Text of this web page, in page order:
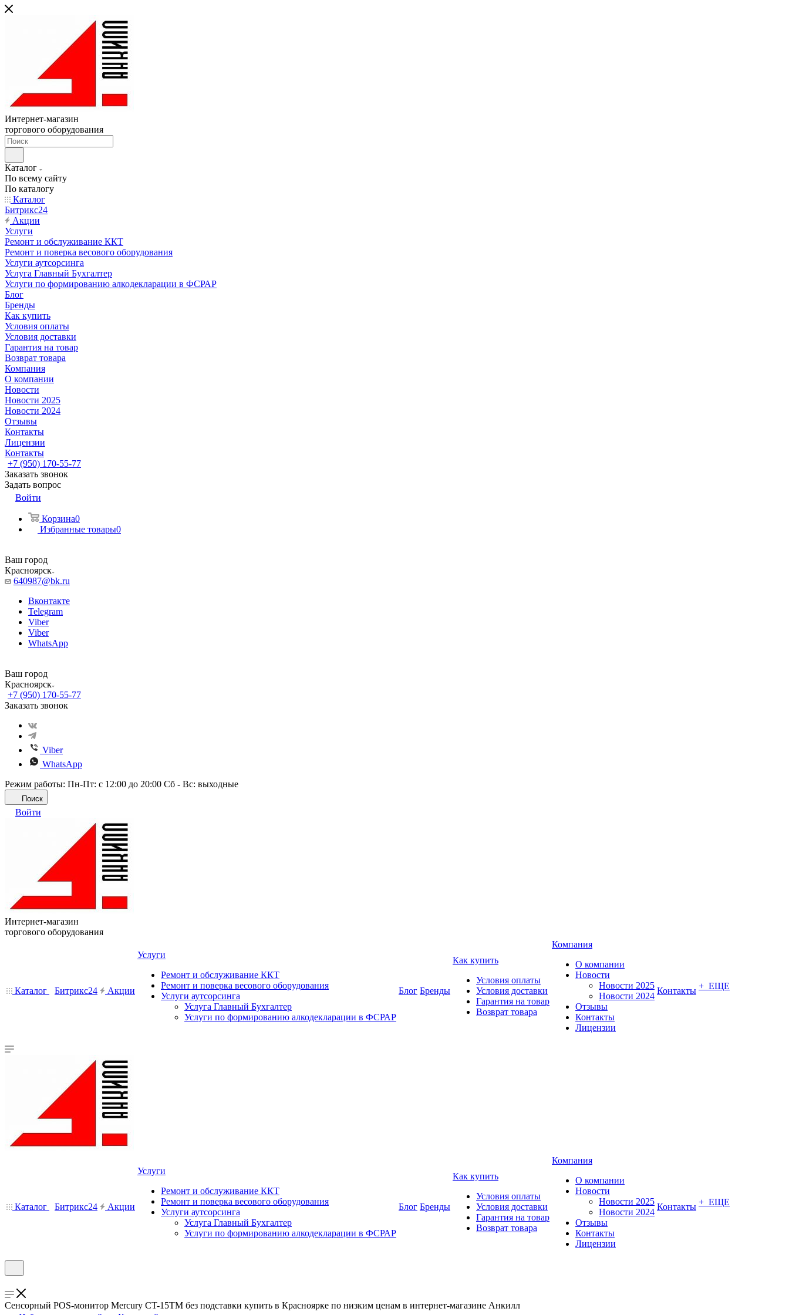
Интернет-магазин
торгового оборудования
Каталог
По всему сайту
По каталогу
Каталог
Битрикс24
Акции
Услуги
Ремонт и обслуживание ККТ
Ремонт и поверка весового оборудования
Услуги аутсорсинга
Услуга Главный Бухгалтер
Услуги по формированию алкодекларации в ФСРАР
Блог
Бренды
Как купить
Условия оплаты
Условия доставки
Гарантия на товар
Возврат товара
Компания
О компании
Новости
Новости 2025
Новости 2024
Отзывы
Контакты
Лицензии
Контакты
+7 (950) 170-55-77
Заказать звонок
Задать вопрос
Войти
Корзина0
Избранные товары0
Ваш город
Красноярск
640987@bk.ru
Вконтакте
Telegram
Viber
Viber
WhatsApp
Ваш город
Красноярск
+7 (950) 170-55-77
Заказать звонок
Viber
WhatsApp
Режим работы: Пн-Пт: с 12:00 до 20:00 Сб - Вс: выходные
Поиск
Войти
Интернет-магазин
торгового оборудования
Каталог Битрикс24 Акции
Услуги
Ремонт и обслуживание ККТ
Ремонт и поверка весового оборудования
Услуги аутсорсинга
Услуга Главный Бухгалтер
Услуги по формированию алкодекларации в ФСРАР
Блог Бренды
Как купить
Условия оплаты
Условия доставки
Гарантия на товар
Возврат товара
Компания
О компании
Новости
Новости 2025
Новости 2024
Отзывы
Контакты
Лицензии
Контакты + ЕЩЕ
Каталог Битрикс24 Акции
Услуги
Ремонт и обслуживание ККТ
Ремонт и поверка весового оборудования
Услуги аутсорсинга
Услуга Главный Бухгалтер
Услуги по формированию алкодекларации в ФСРАР
Блог Бренды
Как купить
Условия оплаты
Условия доставки
Гарантия на товар
Возврат товара
Компания
О компании
Новости
Новости 2025
Новости 2024
Отзывы
Контакты
Лицензии
Контакты + ЕЩЕ
Сенсорный POS-монитор Mercury CT-15ТM без подставки купить в Красноярке по низким ценам в интернет-магазине Анкилл